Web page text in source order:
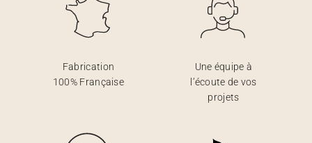
Fabrication
100% Française
Une équipe à
l’écoute de vos
projets